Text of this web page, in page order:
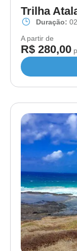
Trilha
Duração:
A partir de
R$ 280,00